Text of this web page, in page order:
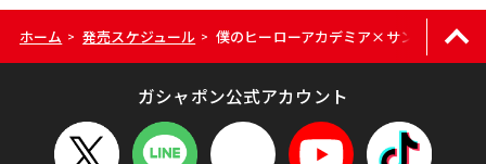
ホーム > 発売スケジュール > 僕のヒーローアカデミア×サンリオキャ
ガシャポン公式アカウント